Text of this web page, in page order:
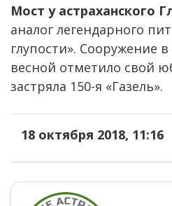
Мост у астраханского
аналог легендарного
глупости». Сооружение
весной отметило свой
застряла 150-я «Газель».
18 октября 2018, 11:16